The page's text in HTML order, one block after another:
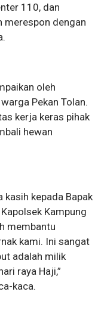
110, dan
merespon dengan
oleh
Pekan Tolan.
kerja keras pihak
hewan
kasih kepada Bapak
Kampung
membantu
kami. Ini sangat
adalah milik
raya Haji,”
kaca.